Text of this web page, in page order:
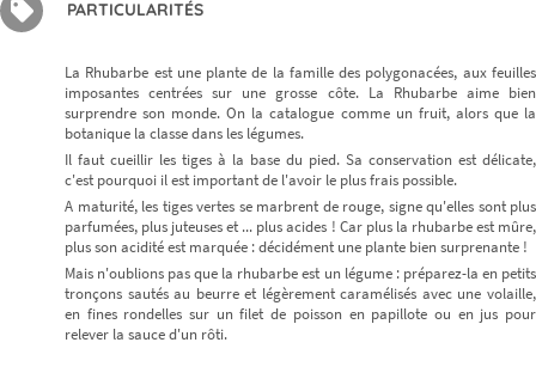
PARTICULARITÉS
La Rhubarbe est une plante de la famille des polygonacées, aux feuilles
imposantes centrées sur une grosse côte. La Rhubarbe aime bien
surprendre son monde. On la catalogue comme un fruit, alors que la
botanique la classe dans les légumes.
Il faut cueillir les tiges à la base du pied. Sa conservation est délicate,
c'est pourquoi il est important de l'avoir le plus frais possible.
A maturité, les tiges vertes se marbrent de rouge, signe qu'elles sont plus
parfumées, plus juteuses et ... plus acides ! Car plus la rhubarbe est mûre,
plus son acidité est marquée : décidément une plante bien surprenante !
Mais n'oublions pas que la rhubarbe est un légume : préparez-la en petits
tronçons sautés au beurre et légèrement caramélisés avec une volaille,
en fines rondelles sur un filet de poisson en papillote ou en jus pour
relever la sauce d'un rôti.